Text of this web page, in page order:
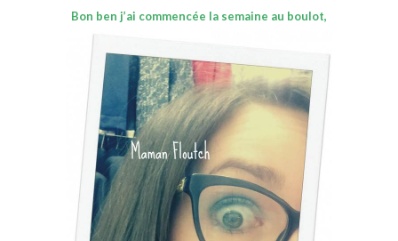
Bon ben j’ai commencée la semaine au boulot,